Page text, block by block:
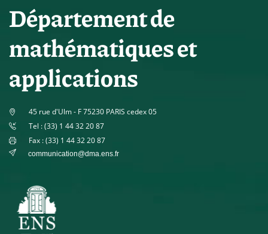
Département de
mathématiques et
applications
45 rue d'Ulm - F 75230 PARIS cedex 05
Tel : (33) 1 44 32 20 87
Fax : (33) 1 44 32 20 87
communication@dma.ens.fr